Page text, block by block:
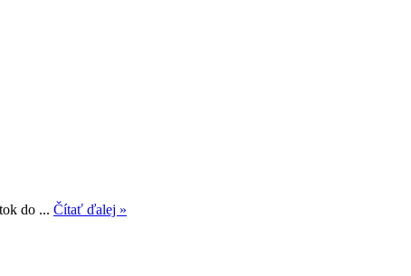
do ... Čítať ďalej »